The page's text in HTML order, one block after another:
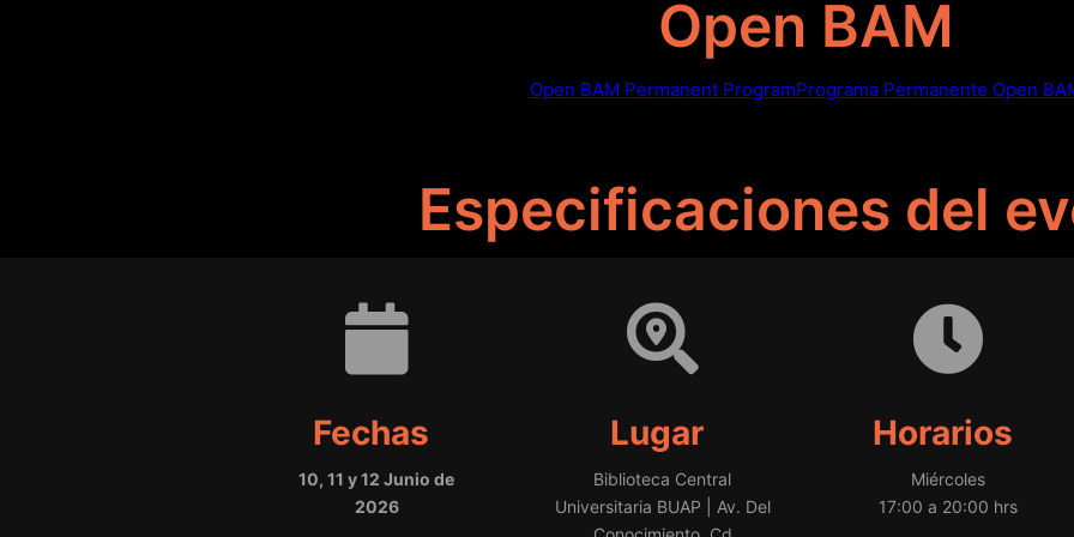
Open BAM
Open BAM Permanent ProgramPrograma Permanente Open
Especificaciones del
Fechas
10, 11 y 12 Junio de
2026
Lugar
Biblioteca Central
Universitaria BUAP | Av. Del
Horarios
Miércoles
17:00 a 20:00 hrs